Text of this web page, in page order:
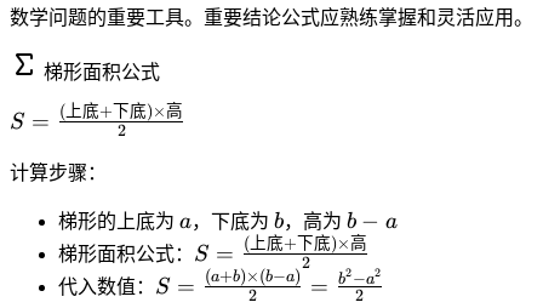
数学问题的重要工具。重要结论公式应熟练掌握和灵活应用。
梯形面积公式
S
\f
S = 2
(上底+ 下底)×高
计算步骤：
梯形的上底为 a
a，下底为 b
b，高为 b
-
a
b − a
梯形面积公式：
S
=
S = 2
(上底+ 下底)×高
代入数值：
S
S = 2
(a+b)×(b−a) = 2
b2 −a2